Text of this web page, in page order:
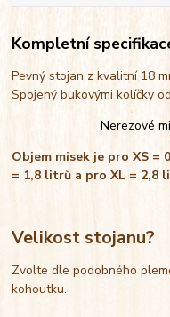
Kompletní
Pevný stojan z kvalitní 18
Spojený bukovými kolíčky
Nerezové
Objem misek je pro XS
= 1,8 litrů a pro XL = 2,8
Velikost stojanu?
Zvolte dle podobného
kohoutku.